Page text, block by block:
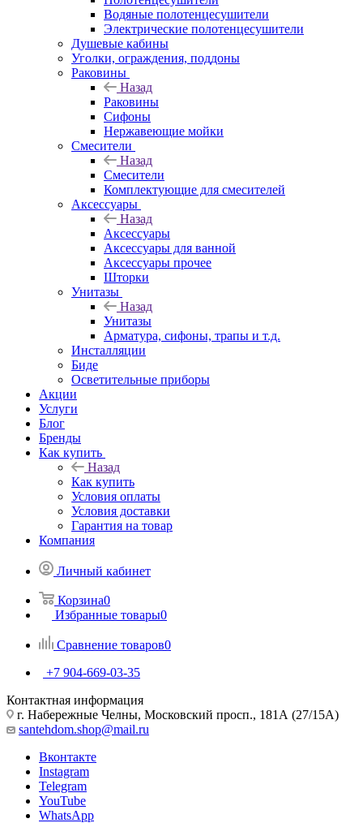
Водяные полотенцесушители
Электрические полотенцесушители
Душевые кабины
Уголки, ограждения, поддоны
Раковины
Назад
Раковины
Сифоны
Нержавеющие мойки
Смесители
Назад
Смесители
Комплектующие для смесителей
Аксессуары
Назад
Аксессуары
Аксессуары для ванной
Аксессуары прочее
Шторки
Унитазы
Назад
Унитазы
Арматура, сифоны, трапы и т.д.
Инсталляции
Биде
Осветительные приборы
Акции
Услуги
Блог
Бренды
Как купить
Назад
Как купить
Условия оплаты
Условия доставки
Гарантия на товар
Компания
Личный кабинет
Корзина0
Избранные товары0
Сравнение товаров0
+7 904-669-03-35
Контактная информация
г. Набережные Челны, Московский просп., 181А (27/15А)
santehdom.shop@mail.ru
Вконтакте
Instagram
Telegram
YouTube
WhatsApp